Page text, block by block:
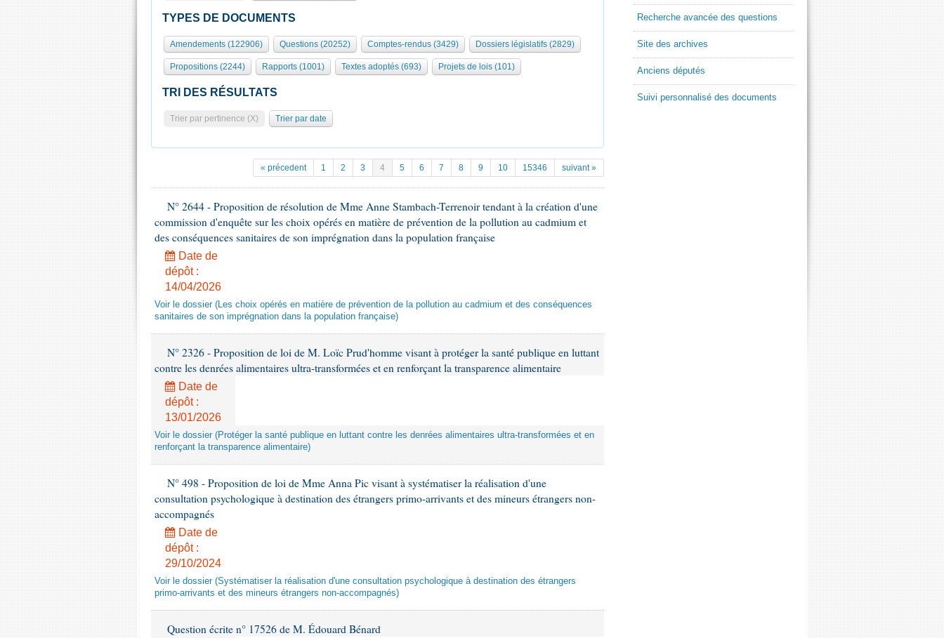
TYPES DE DOCUMENTS
Amendements (122906) Questions (20252) Comptes-rendus (3429) Dossiers législatifs (2829)
Propositions (2244) Rapports (1001) Textes adoptés (693) Projets de lois (101)
TRI DES RÉSULTATS
Trier par pertinence (X) Trier par date
« précedent 1 2 3 4 5 6 7 8 9 10 15346 suivant »
N° 2644 - Proposition de résolution de Mme Anne Stambach-Terrenoir tendant à la création d'une
commission d'enquête sur les choix opérés en matière de prévention de la pollution au cadmium et
des conséquences sanitaires de son imprégnation dans la population française
Date de
dépôt :
14/04/2026
Voir le dossier (Les choix opérés en matière de prévention de la pollution au cadmium et des conséquences
sanitaires de son imprégnation dans la population française)
N° 2326 - Proposition de loi de M. Loïc Prud'homme visant à protéger la santé publique en luttant
contre les denrées alimentaires ultra-transformées et en renforçant la transparence alimentaire
Date de
dépôt :
13/01/2026
Voir le dossier (Protéger la santé publique en luttant contre les denrées alimentaires ultra-transformées et en
renforçant la transparence alimentaire)
N° 498 - Proposition de loi de Mme Anna Pic visant à systématiser la réalisation d'une
consultation psychologique à destination des étrangers primo-arrivants et des mineurs étrangers non-
accompagnés
Date de
dépôt :
29/10/2024
Voir le dossier (Systématiser la réalisation d'une consultation psychologique à destination des étrangers
primo-arrivants et des mineurs étrangers non-accompagnés)
Question écrite n° 17526 de M. Édouard Bénard
Recherche avancée des questions
Site des archives
Anciens députés
Suivi personnalisé des documents